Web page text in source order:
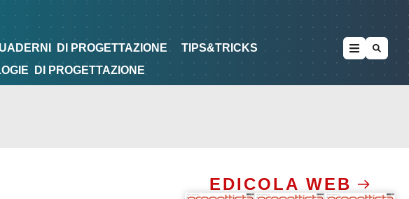
TIPS&TRICKS METODOLOGIE DI PROGETTAZIONE
DI PROGETTAZIONE
TIPS&TRICKS
DI PROGETTAZIONE
EDICOLA WEB